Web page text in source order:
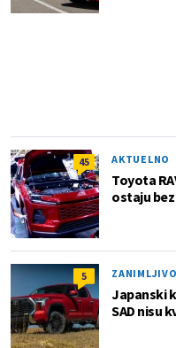
45 AKTUELNO
Toyota
ostaju
5
Japanski
SAD nisu